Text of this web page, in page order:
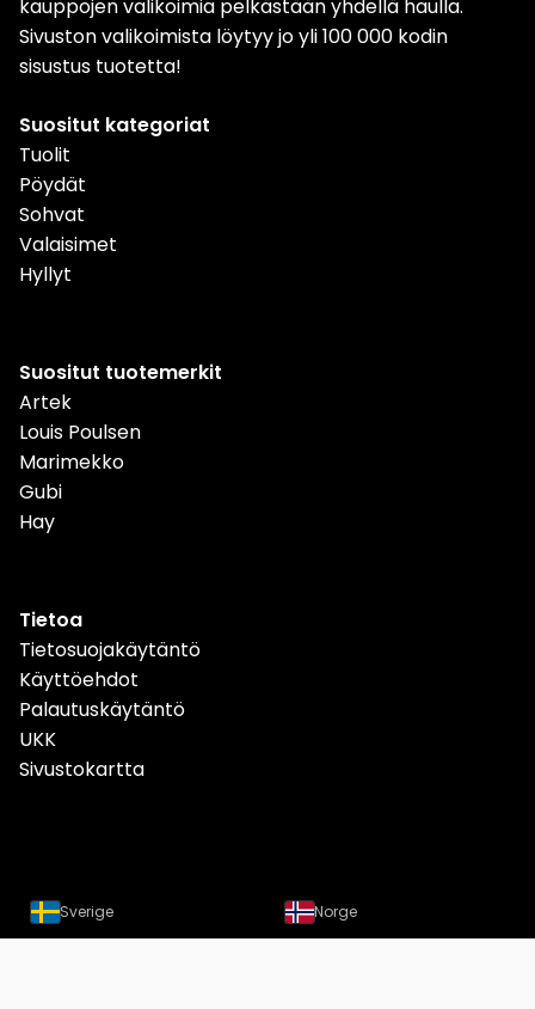
kauppojen valikoimia pelkästään yhdellä haulla.
Sivuston valikoimista löytyy jo yli 100 000 kodin
sisustus tuotetta!
Suositut kategoriat
Tuolit
Pöydät
Sohvat
Valaisimet
Hyllyt
Suositut tuotemerkit
Artek
Louis Poulsen
Marimekko
Gubi
Hay
Tietoa
Tietosuojakäytäntö
Käyttöehdot
Palautuskäytäntö
UKK
Sivustokartta
Sverige Norge